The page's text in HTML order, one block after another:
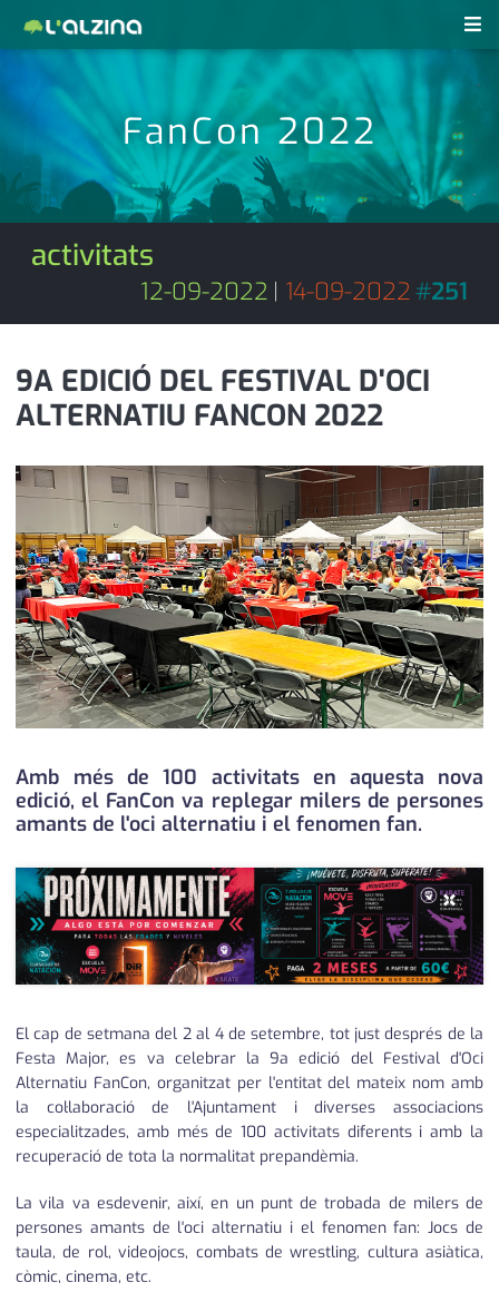
notícies
últimes notícies
activitats
agenda
cultura
economia
empresa
entrevista
esports
medi ambient
opinió
política
promo serveis
reportatge
serveis
successos
urbanisme
revistes pdf
anunciants
d'interès
contacte
farmàcies
telèfons
calendari
FanCon 2022
activitats
12-09-2022 | 14-09-2022#251
9A EDICIÓ DEL FESTIVAL D'OCI
ALTERNATIU FANCON 2022
Amb més de 100 activitats en aquesta nova
edició, el FanCon va replegar milers de persones
amants de l'oci alternatiu i el fenomen fan.
×
El cap de setmana del 2 al 4 de setembre, tot just després de la
Festa Major, es va celebrar la 9a edició del Festival d'Oci
Alternatiu FanCon, organitzat per l'entitat del mateix nom amb
la col·laboració de l'Ajuntament i diverses associacions
especialitzades, amb més de 100 activitats diferents i amb la
recuperació de tota la normalitat prepandèmia.
La vila va esdevenir, així, en un punt de trobada de milers de
persones amants de l'oci alternatiu i el fenomen fan: Jocs de
taula, de rol, videojocs, combats de wrestling, cultura asiàtica,
còmic, cinema, etc.